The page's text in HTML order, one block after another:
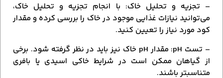
– تجزیه و تحلیل خاک: با انجام تجزیه و تحلیل خاک،
می‌توانید نیازات غذایی موجود در خاک را بررسی کرده و مقدار
کود مورد نیاز را تعیین کنید.
– تست pH: مقدار pH خاک نیز باید در نظر گرفته شود. برخی
از گیاهان ممکن است در شرایط خاکی اسیدی یا بافری
متناسبتر باشند.